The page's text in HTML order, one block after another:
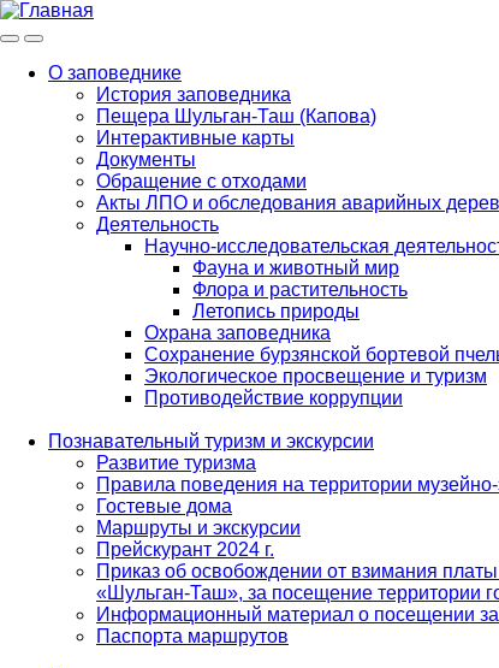
МенюИнфо
navigation
О заповеднике
История заповедника
Пещера Шульган-Таш (Капова)
Интерактивные карты
Документы
Обращение с отходами
Акты ЛПО и обследования аварийных
Деятельность
Научно-исследовательская
Фауна и животный мир
Флора и растительность
Летопись природы
Охрана заповедника
Сохранение бурзянской бортевой
Экологическое просвещение и туризм
Противодействие коррупции
Познавательный туризм и экскурсии
Развитие туризма
Правила поведения на территории
Гостевые дома
Маршруты и экскурсии
Прейскурант 2024 г.
Приказ об освобождении от взимания
«Шульган-Таш», за посещение территории
Информационный материал о посещении
Паспорта маршрутов